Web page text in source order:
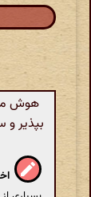
هوش
بپذیر